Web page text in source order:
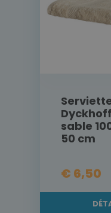
sable
50 cm
€ 6,50